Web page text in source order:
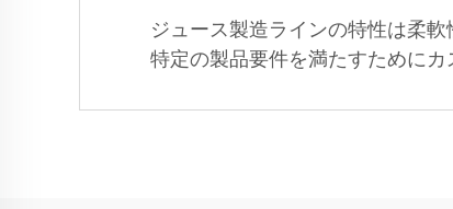
ジュース製造ラインの特性は柔
特定の製品要件を満たすためにカ